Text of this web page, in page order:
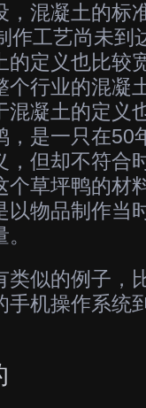
，混凝土的标
作工艺尚未到
的定义也比较
个行业的混凝
混凝土的定义
，是一只在50
，但却不符合
草坪鸭的材
以物品制作当
类似的例子，
手机操作系统